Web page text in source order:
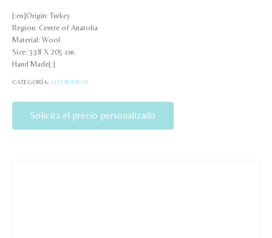
[:en]Origin: Turkey
Region: Centre of Anatolia
Material: Wool
Size: 338 X 205 cm.
Hand Made[:]
CATEGORÍA: ALFOMBRAS
Solicita el precio personalizado